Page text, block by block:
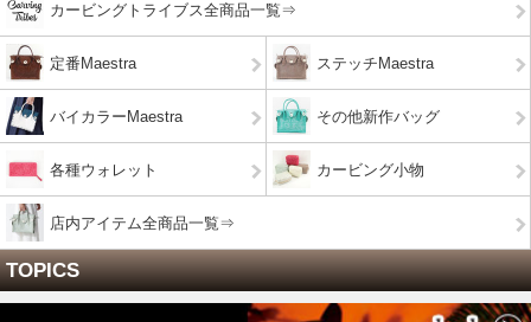
カービングトライブス全商品一覧⇒
定番Maestra ステッチMaestra
バイカラーMaestra その他新作バッグ
各種ウォレット カービング小物
店内アイテム全商品一覧⇒
TOPICS